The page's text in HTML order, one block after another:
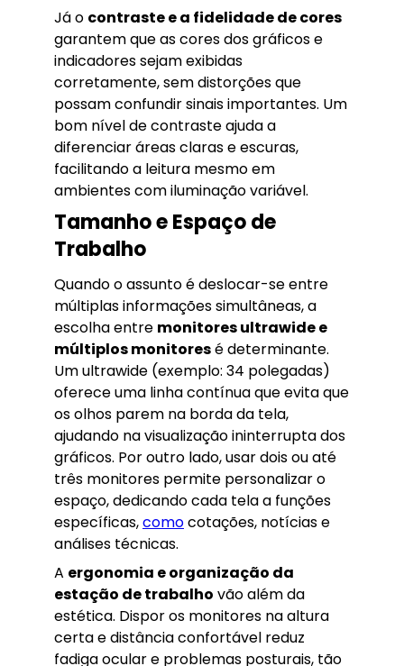
Já o contraste e a fidelidade de cores
garantem que as cores dos gráficos e
indicadores sejam exibidas
corretamente, sem distorções que
possam confundir sinais importantes. Um
bom nível de contraste ajuda a
diferenciar áreas claras e escuras,
facilitando a leitura mesmo em
ambientes com iluminação variável.
Tamanho e Espaço de
Trabalho
Quando o assunto é deslocar-se entre
múltiplas informações simultâneas, a
escolha entre monitores ultrawide e
múltiplos monitoresé determinante.
Um ultrawide (exemplo: 34 polegadas)
oferece uma linha contínua que evita que
os olhos parem na borda da tela,
ajudando na visualização ininterrupta dos
gráficos. Por outro lado, usar dois ou até
três monitores permite personalizar o
espaço, dedicando cada tela a funções
específicas,comocotações, notícias e
análises técnicas.
A ergonomia e organização da
estação de trabalho vão além da
estética. Dispor os monitores na altura
certa e distância confortável reduz
fadiga ocular e problemas posturais, tão